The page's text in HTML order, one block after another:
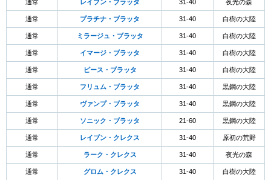
通常 レイブン・ブラッタ 31-40 夜光の森
通常 プラチナ・ブラッタ 31-40 白樹の大陸
通常 ミラージュ・ブラッタ 31-40 白樹の大陸
通常 イマージ・ブラッタ 31-40 白樹の大陸
通常 ピース・ブラッタ 31-40 白樹の大陸
通常 フリュム・ブラッタ 31-40 黒鋼の大陸
通常 ヴァンプ・ブラッタ 31-40 黒鋼の大陸
通常 ソニック・ブラッタ 21-60 黒鋼の大陸
通常 レイブン・クレクス 31-40 原初の荒野
通常 ラーク・クレクス 31-40 夜光の森
通常 グロム・クレクス 31-40 白樹の大陸